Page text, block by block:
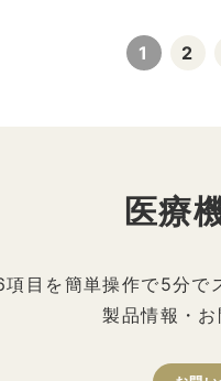
1 2
医療
目を簡単操作で5分で
製品情報・